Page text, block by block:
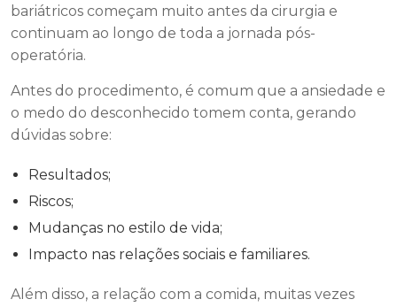
bariátricos começam muito antes da cirurgia e
continuam ao longo de toda a jornada pós-
operatória.
Antes do procedimento, é comum que a ansiedade e
o medo do desconhecido tomem conta, gerando
dúvidas sobre:
Resultados;
Riscos;
Mudanças no estilo de vida;
Impacto nas relações sociais e familiares.
Além disso, a relação com a comida, muitas vezes